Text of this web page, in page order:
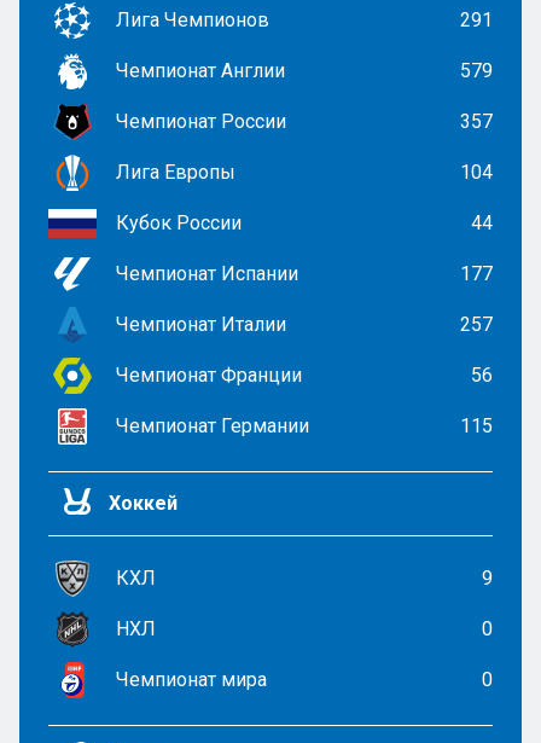
Лига Чемпионов 291
Чемпионат Англии 579
Чемпионат России 357
Лига Европы 104
Кубок России 44
Чемпионат Испании 177
Чемпионат Италии 257
Чемпионат Франции 56
Чемпионат Германии 115
Хоккей
КХЛ 9
НХЛ 0
Чемпионат мира 0